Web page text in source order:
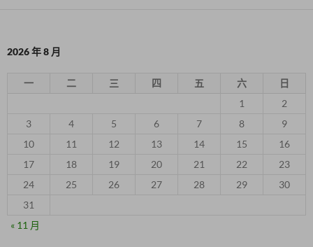
2026 年 8 月
一 二 三 四 五 六
日
1
2
3
4 5 6 7 8
9
10
11 12 13 14 15
16
17
18 19 20 21 22
23
24
25 26 27 28 29
30
31
« 11 月